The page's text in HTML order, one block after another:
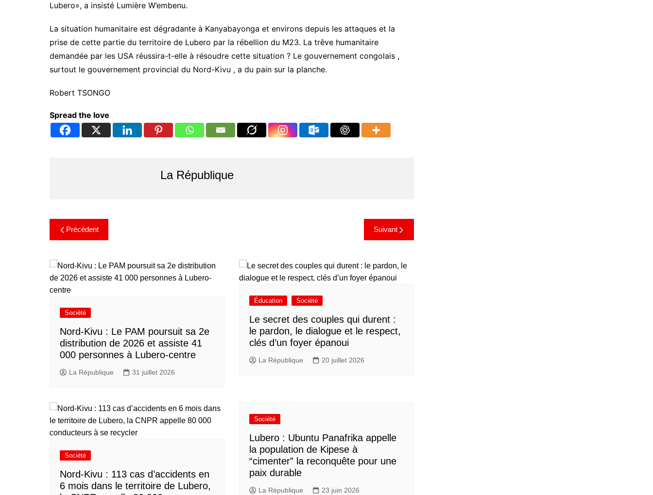
Lubero», a insisté Lumière W’embenu.
La situation humanitaire est dégradante à Kanyabayonga et environs depuis les attaques et la
prise de cette partie du territoire de Lubero par la rébellion du M23. La trêve humanitaire
demandée par les USA réussira-t-elle à résoudre cette situation ? Le gouvernement congolais ,
surtout le gouvernement provincial du Nord-Kivu , a du pain sur la planche.
Robert TSONGO
Spread the love
La République
Précédent Suivant
Société
Nord-Kivu : Le PAM poursuit sa 2e
distribution de 2026 et assiste 41
000 personnes à Lubero-centre
La République 31 juillet 2026
Éducation Société
Le secret des couples qui durent :
le pardon, le dialogue et le respect,
clés d’un foyer épanoui
La République 20 juillet 2026
Société
Nord-Kivu : 113 cas d’accidents en
6 mois dans le territoire de Lubero,
Société
Lubero : Ubuntu Panafrika appelle
la population de Kipese à
“cimenter” la reconquête pour une
paix durable
La République 23 juin 2026